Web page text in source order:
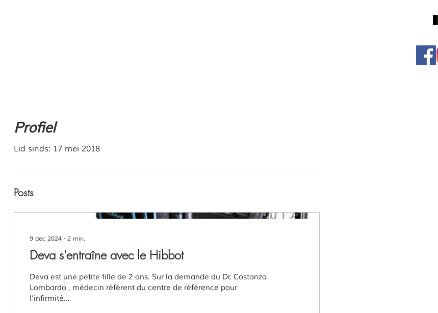
Profiel
Lid sinds: 17 mei 2018
Posts
9 dec 2024 ∙ 2 min.
Deva s'entraîne avec le Hibbot
Deva est une petite fille de 2 ans. Sur la demande du Dr. Costanza
Lombardo , médecin référent du centre de référence pour
l’infirmité...